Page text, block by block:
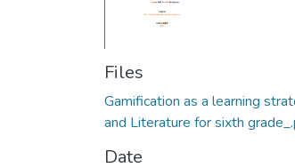
Files
Gamification as a learning
and Literature for sixth
Date